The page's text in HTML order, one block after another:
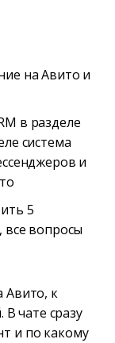
на Авито и
в разделе
система
и
5
все вопросы
Авито, к
чате сразу
и по какому